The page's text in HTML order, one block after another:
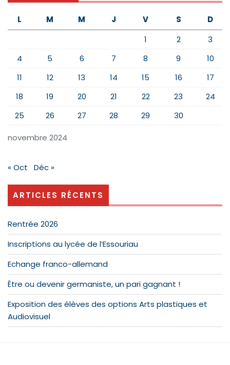
novembre 2024
L M M J V S
D
1
2
3
4
5 6 7 8 9
10
11
12 13 14 15 16
17
18
19 20 21 22 23
24
25
26 27 28 29 30
« Oct Déc »
ARTICLES RÉCENTS
Rentrée 2026
Inscriptions au lycée de l’Essouriau
Echange franco-allemand
Être ou devenir germaniste, un pari gagnant !
Exposition des élèves des options Arts plastiques et
Audiovisuel